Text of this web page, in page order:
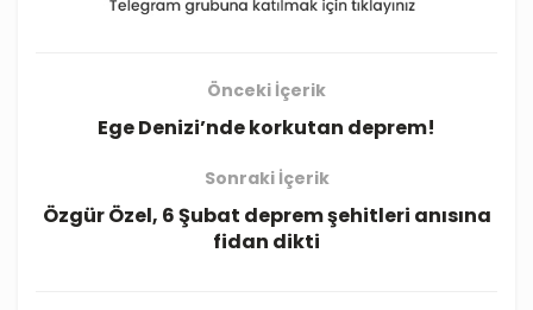
Önceki İçerik
Ege Denizi’nde korkutan deprem!
Sonraki İçerik
Özgür Özel, 6 Şubat deprem şehitleri anısına
fidan dikti